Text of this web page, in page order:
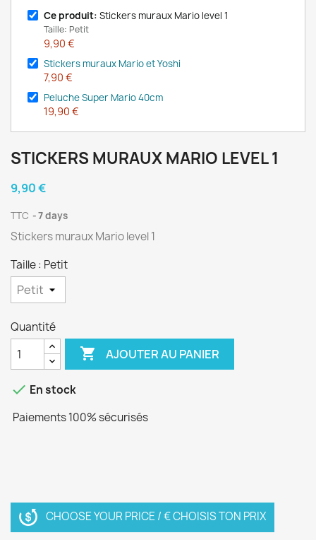
Ce produit: Stickers muraux Mario level 1
Taille: Petit
9,90 €
Stickers muraux Mario et Yoshi
7,90 €
Peluche Super Mario 40cm
19,90 €
STICKERS MURAUX MARIO LEVEL 1
9,90 €
TTC 7 days
Stickers muraux Mario level 1
Taille : Petit
Quantité
 AJOUTER AU PANIER
 En stock
Paiements 100% sécurisés
CHOOSE YOUR PRICE / € CHOISIS TON PRIX